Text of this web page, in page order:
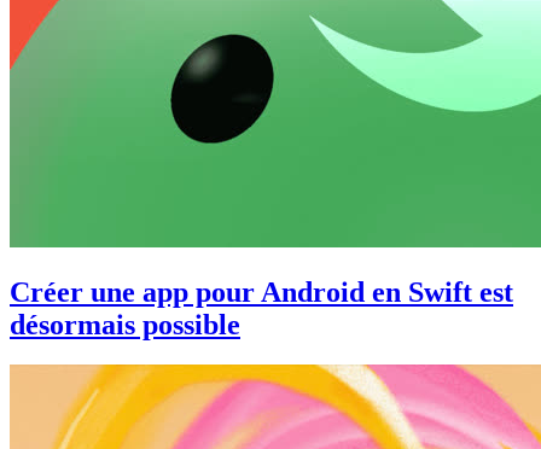
Créer une app pour Android en Swift est
désormais possible